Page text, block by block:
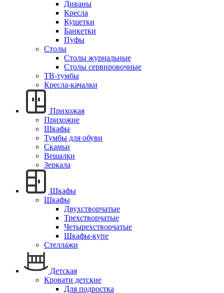
Диваны
Кресла
Кушетки
Банкетки
Пуфы
Столы
Столы журнальные
Столы сервировочные
ТВ-тумбы
Кресла-качалки
Прихожая
Прихожие
Шкафы
Тумбы для обуви
Скамьи
Вешалки
Зеркала
Шкафы
Шкафы
Двухстворчатые
Трехстворчатые
Четырехстворчатые
Шкафы-купе
Стеллажи
Детская
Кровати детские
Для подростка